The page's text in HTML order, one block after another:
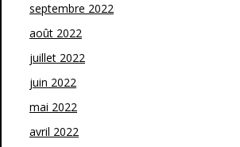
septembre 2022
août 2022
juillet 2022
juin 2022
mai 2022
avril 2022